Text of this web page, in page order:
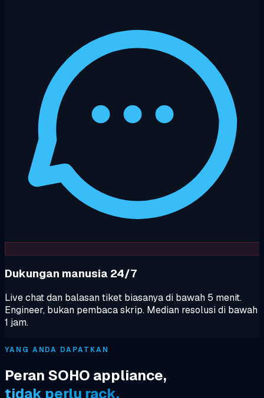
Dukungan manusia 24/7
Live chat dan balasan tiket biasanya di bawah 5 menit.
Engineer, bukan pembaca skrip. Median resolusi di bawah
1 jam.
YANG ANDA DAPATKAN
Peran SOHO appliance,
tidak perlu rack.